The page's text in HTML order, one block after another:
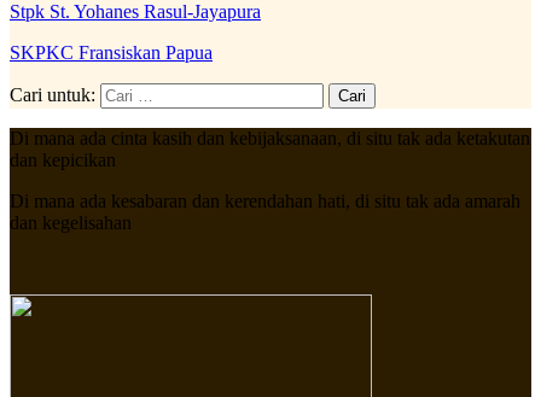
Stpk St. Yohanes Rasul-Jayapura
SKPKC Fransiskan Papua
Cari untuk:
Di mana ada cinta kasih dan kebijaksanaan, di situ tak ada ketakutan
dan kepicikan
Di mana ada kesabaran dan kerendahan hati, di situ tak ada amarah
dan kegelisahan